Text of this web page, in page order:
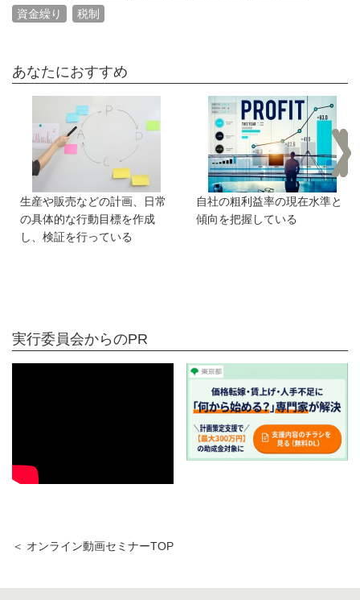
資金繰り
税制
あなたにおすすめ
生産や販売などの計画、日常
の具体的な行動目標を作成
し、検証を行っている
自社の粗利益率の現在水準と
傾向を把握している
実行委員会からのPR
＜ オンライン動画セミナーTOP